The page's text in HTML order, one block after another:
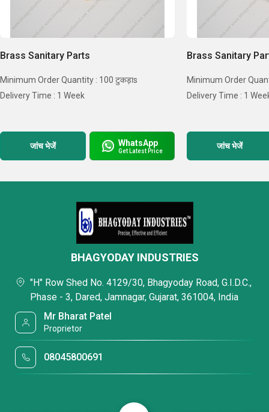
usiness Specifications:-
Brass Sanitary Parts
Minimum Order Quantity : 100 टुकड़ाs
Delivery Time : 1 Week
जांच भेजें WhatsApp
Get Latest Price
Brass Sanitary
Minimum Order
Delivery Time : 1
जांच भेजें
BHAGYODAY INDUSTRIES
"H" Row Shed No. 4129/30, Bhagyoday Road, G.I.D.C.,
Phase - 3, Dared, Jamnagar, Gujarat, 361004, India
Mr Bharat Patel
Proprietor
08045800691